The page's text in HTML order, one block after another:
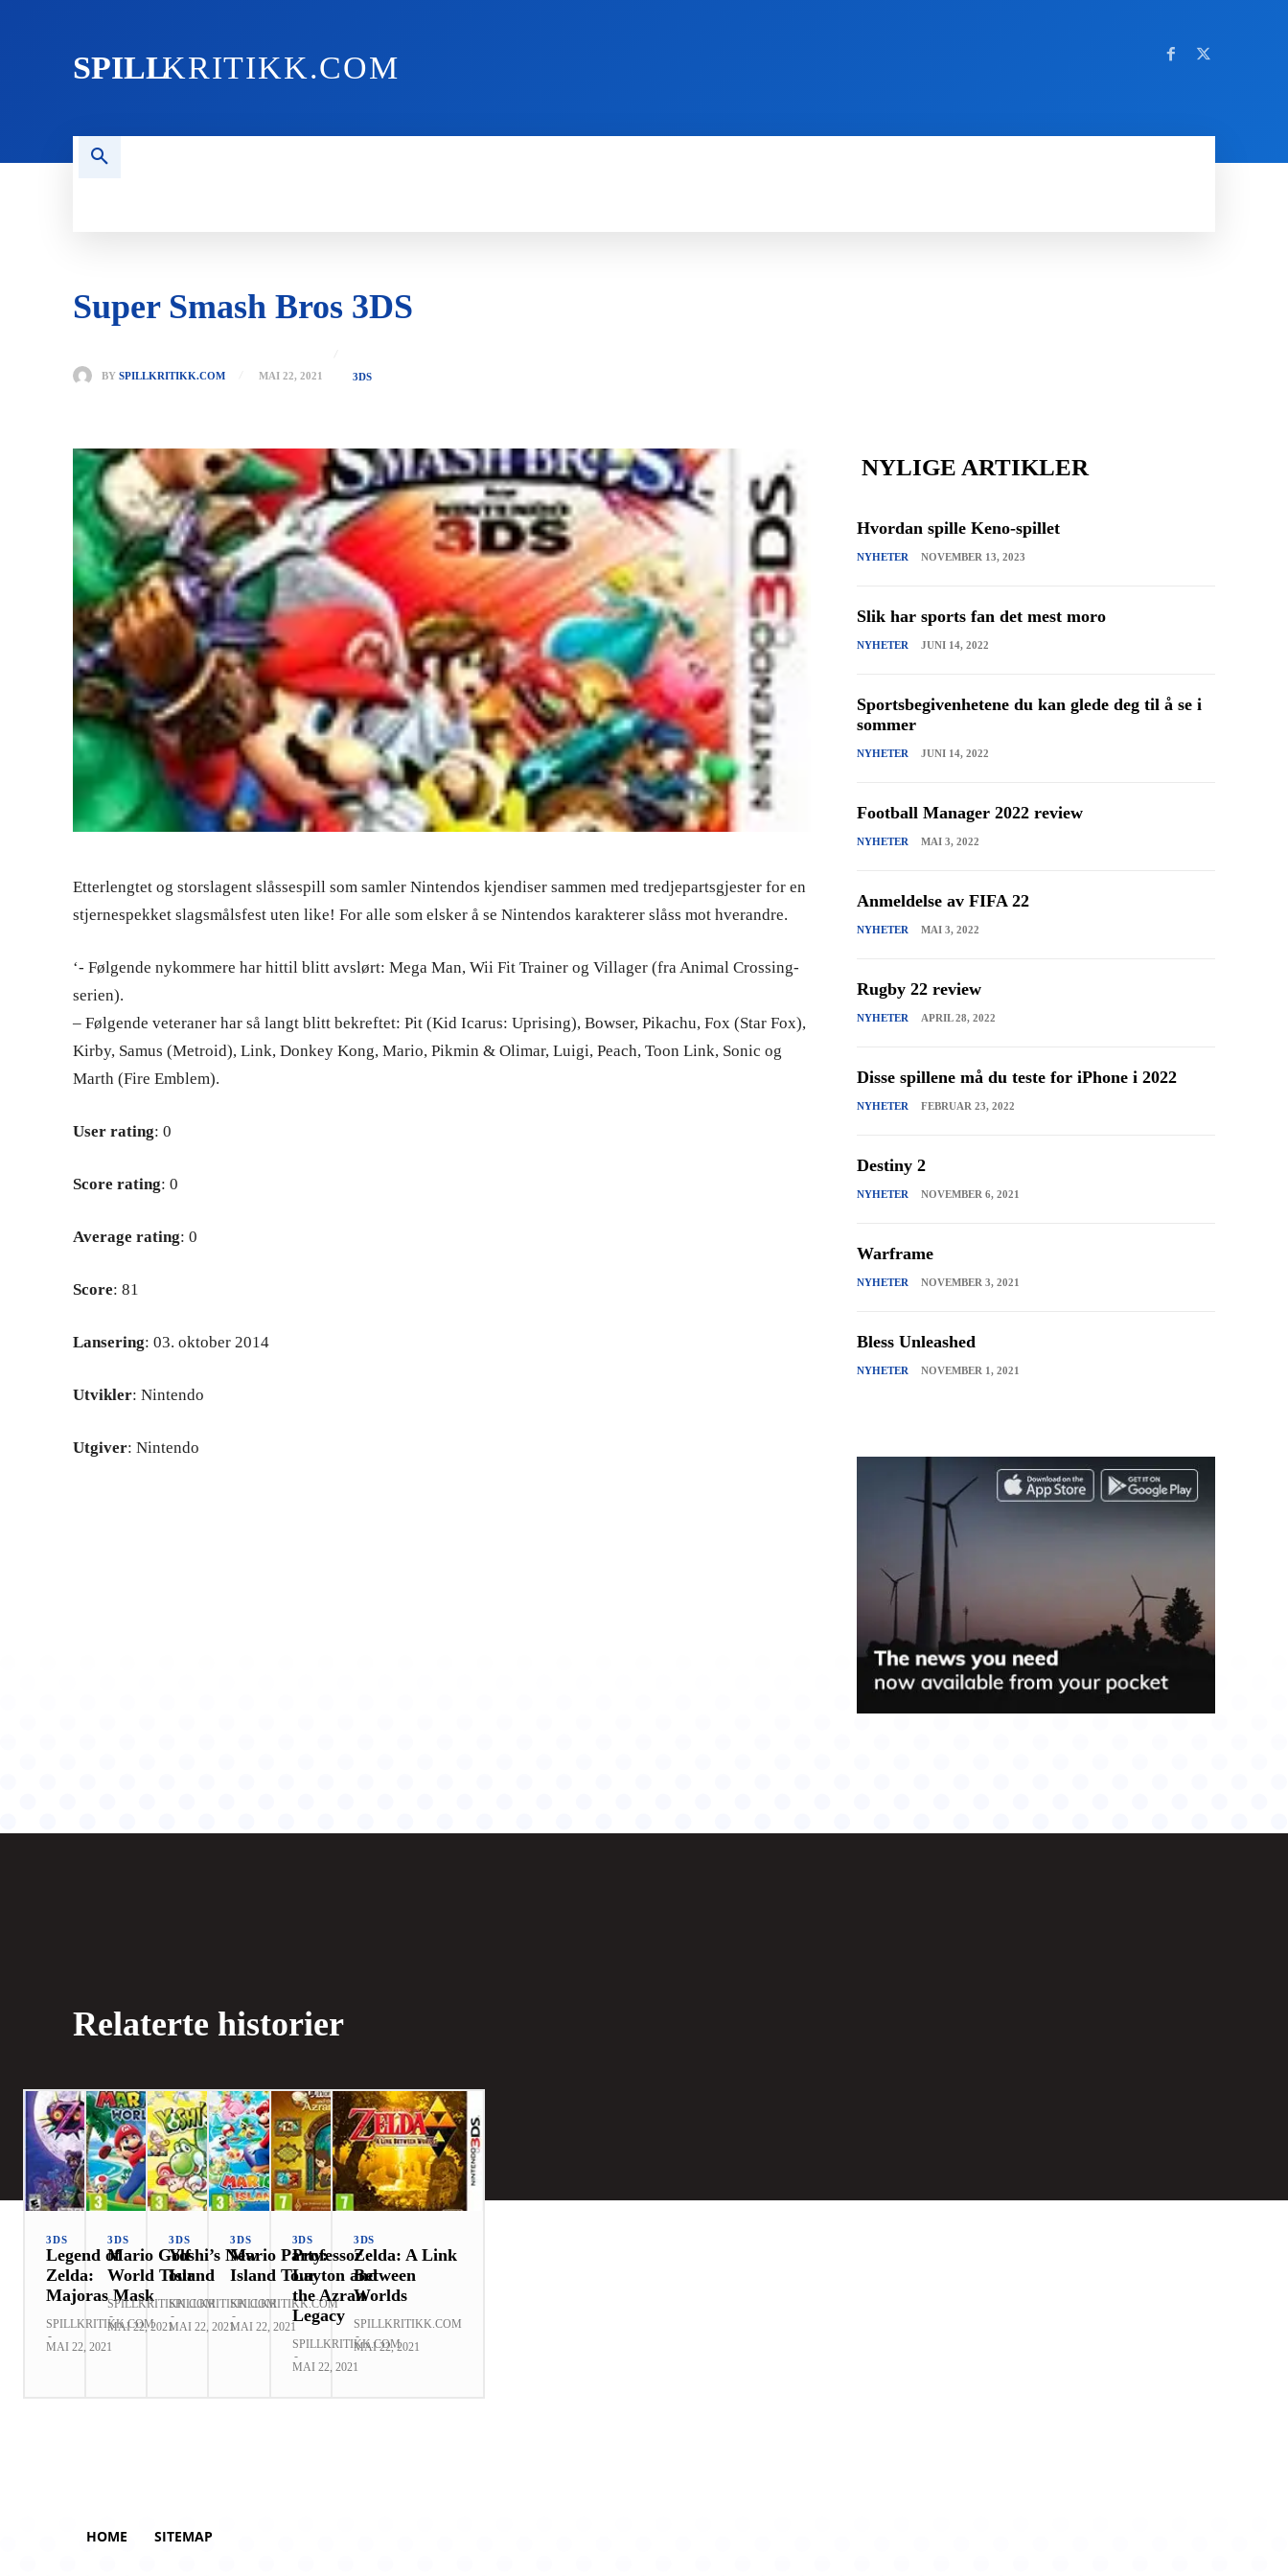
SPILLKRITIKK.COM
Super Smash Bros 3DS
BY SPILLKRITIKK.COM MAI 22, 2021 3DS
Etterlengtet og storslagent slåssespill som samler Nintendos kjendiser sammen med tredjepartsgjester for en
stjernespekket slagsmålsfest uten like! For alle som elsker å se Nintendos karakterer slåss mot hverandre.
‘- Følgende nykommere har hittil blitt avslørt: Mega Man, Wii Fit Trainer og Villager (fra Animal Crossing-
serien).
– Følgende veteraner har så langt blitt bekreftet: Pit (Kid Icarus: Uprising), Bowser, Pikachu, Fox (Star Fox),
Kirby, Samus (Metroid), Link, Donkey Kong, Mario, Pikmin & Olimar, Luigi, Peach, Toon Link, Sonic og
Marth (Fire Emblem).
User rating: 0
Score rating: 0
Average rating: 0
Score: 81
Lansering: 03. oktober 2014
Utvikler: Nintendo
Utgiver: Nintendo
NYLIGE ARTIKLER
Hvordan spille Keno-spillet
NYHETER NOVEMBER 13, 2023
Slik har sports fan det mest moro
NYHETER JUNI 14, 2022
Sportsbegivenhetene du kan glede deg til å se i
sommer
NYHETER JUNI 14, 2022
Football Manager 2022 review
NYHETER MAI 3, 2022
Anmeldelse av FIFA 22
NYHETER MAI 3, 2022
Rugby 22 review
NYHETER APRIL 28, 2022
Disse spillene må du teste for iPhone i 2022
NYHETER FEBRUAR 23, 2022
Destiny 2
NYHETER NOVEMBER 6, 2021
Warframe
NYHETER NOVEMBER 3, 2021
Bless Unleashed
NYHETER NOVEMBER 1, 2021
Relaterte historier
3DS
Legend of
Zelda:
Majoras Mask
SPILLKRITIKK.COM
-
MAI 22, 2021
3DS
Mario Golf
World Tour
SPILLKRITIKK.COM
-
MAI 22, 2021
3DS
Yoshi’s New
Island
SPILLKRITIKK.COM
-
MAI 22, 2021
3DS
Mario Party:
Island Tour
SPILLKRITIKK.COM
-
MAI 22, 2021
3DS
Professor
Layton and
the Azran
Legacy
SPILLKRITIKK.COM
-
MAI 22, 2021
3DS
Zelda: A Link
Between
Worlds
SPILLKRITIKK.COM
-
MAI 22, 2021
HOME SITEMAP